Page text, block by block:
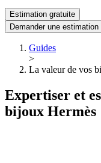
Estimation gratuite
Demander une estimation
Guides
>
La valeur de vos
Expertiser et
bijoux Hermès